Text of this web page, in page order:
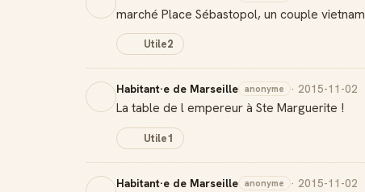
marché Place Sébastopol, un couple
Utile2
Habitant·e de Marseille anonyme · 2015-11-02
La table de l empereur à Ste Marguerite !
Utile1
Habitant·e de Marseille anonyme · 2015-11-02